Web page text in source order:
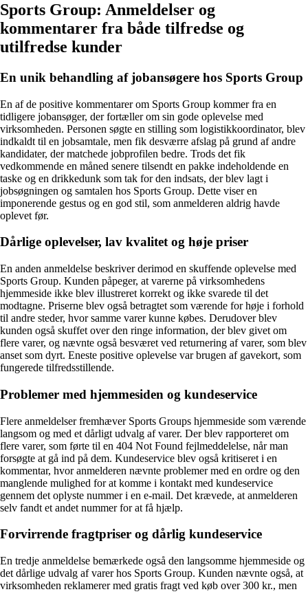
Sports Group: Anmeldelser og
kommentarer fra både tilfredse og
utilfredse kunder
En unik behandling af jobansøgere hos Sports Group
En af de positive kommentarer om Sports Group kommer fra en
tidligere jobansøger, der fortæller om sin gode oplevelse med
virksomheden. Personen søgte en stilling som logistikkoordinator, blev
indkaldt til en jobsamtale, men fik desværre afslag på grund af andre
kandidater, der matchede jobprofilen bedre. Trods det fik
vedkommende en måned senere tilsendt en pakke indeholdende en
taske og en drikkedunk som tak for den indsats, der blev lagt i
jobsøgningen og samtalen hos Sports Group. Dette viser en
imponerende gestus og en god stil, som anmelderen aldrig havde
oplevet før.
Dårlige oplevelser, lav kvalitet og høje priser
En anden anmeldelse beskriver derimod en skuffende oplevelse med
Sports Group. Kunden påpeger, at varerne på virksomhedens
hjemmeside ikke blev illustreret korrekt og ikke svarede til det
modtagne. Priserne blev også betragtet som værende for høje i forhold
til andre steder, hvor samme varer kunne købes. Derudover blev
kunden også skuffet over den ringe information, der blev givet om
flere varer, og nævnte også besværet ved returnering af varer, som blev
anset som dyrt. Eneste positive oplevelse var brugen af gavekort, som
fungerede tilfredsstillende.
Problemer med hjemmesiden og kundeservice
Flere anmeldelser fremhæver Sports Groups hjemmeside som værende
langsom og med et dårligt udvalg af varer. Der blev rapporteret om
flere varer, som førte til en 404 Not Found fejlmeddelelse, når man
forsøgte at gå ind på dem. Kundeservice blev også kritiseret i en
kommentar, hvor anmelderen nævnte problemer med en ordre og den
manglende mulighed for at komme i kontakt med kundeservice
gennem det oplyste nummer i en e-mail. Det krævede, at anmelderen
selv fandt et andet nummer for at få hjælp.
Forvirrende fragtpriser og dårlig kundeservice
En tredje anmeldelse bemærkede også den langsomme hjemmeside og
det dårlige udvalg af varer hos Sports Group. Kunden nævnte også, at
virksomheden reklamerer med gratis fragt ved køb over 300 kr., men